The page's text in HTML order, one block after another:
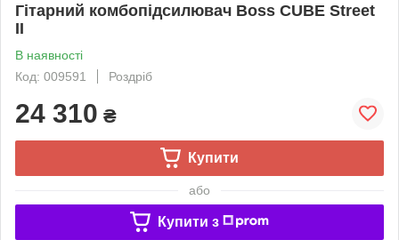
Гітарний комбопідсилювач Boss CUBE Street
II
В наявності
Код: 009591
Роздріб
24 310 ₴
Купити
або
Купити з